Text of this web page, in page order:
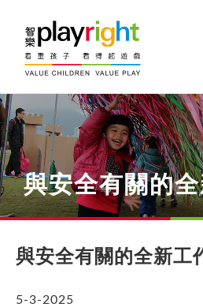
content
與安全有關的
與安全有關的全新工
5-3-2025